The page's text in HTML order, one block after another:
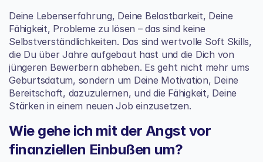
Deine Lebenserfahrung, Deine Belastbarkeit, Deine
Fähigkeit, Probleme zu lösen – das sind keine
Selbstverständlichkeiten. Das sind wertvolle Soft Skills,
die Du über Jahre aufgebaut hast und die Dich von
jüngeren Bewerbern abheben. Es geht nicht mehr ums
Geburtsdatum, sondern um Deine Motivation, Deine
Bereitschaft, dazuzulernen, und die Fähigkeit, Deine
Stärken in einem neuen Job einzusetzen.
Wie gehe ich mit der Angst vor
finanziellen Einbußen um?